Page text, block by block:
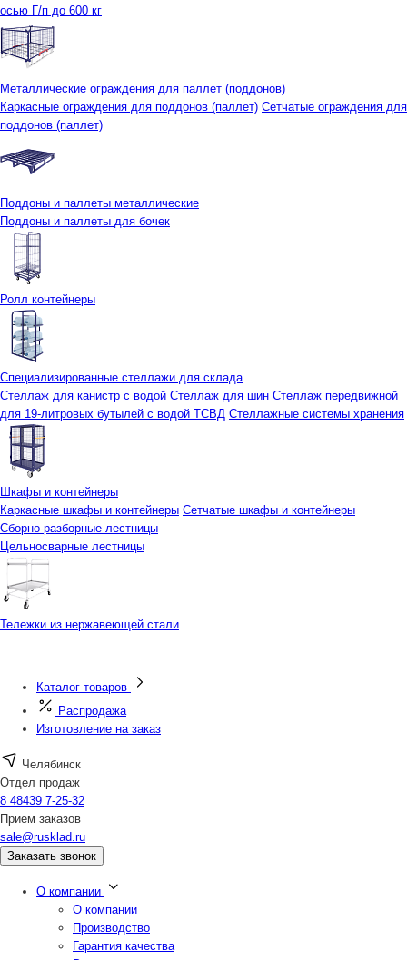
осью Г/п до 600 кг
Металлические ограждения для паллет (поддонов)
Каркасные ограждения для поддонов (паллет) Сетчатые ограждения для
поддонов (паллет)
Поддоны и паллеты металлические
Поддоны и паллеты для бочек
Ролл контейнеры
Специализированные стеллажи для склада
Стеллаж для канистр с водой Стеллаж для шин Стеллаж передвижной
для 19-литровых бутылей с водой ТСВД Стеллажные системы хранения
Шкафы и контейнеры
Каркасные шкафы и контейнеры Сетчатые шкафы и контейнеры
Сборно-разборные лестницы
Цельносварные лестницы
Тележки из нержавеющей стали
Каталог товаров
Распродажа
Изготовление на заказ
Челябинск
Отдел продаж
8 48439 7-25-32
Прием заказов
sale@rusklad.ru
Заказать звонок
О компании
О компании
Производство
Гарантия качества